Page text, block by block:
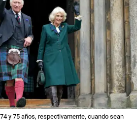
y 75 años, respectivamente, cuando sean